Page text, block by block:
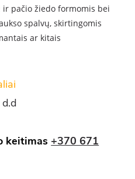
pačio žiedo formomis bei
spalvų, skirtingomis
ar kitais
keitimas +370 671